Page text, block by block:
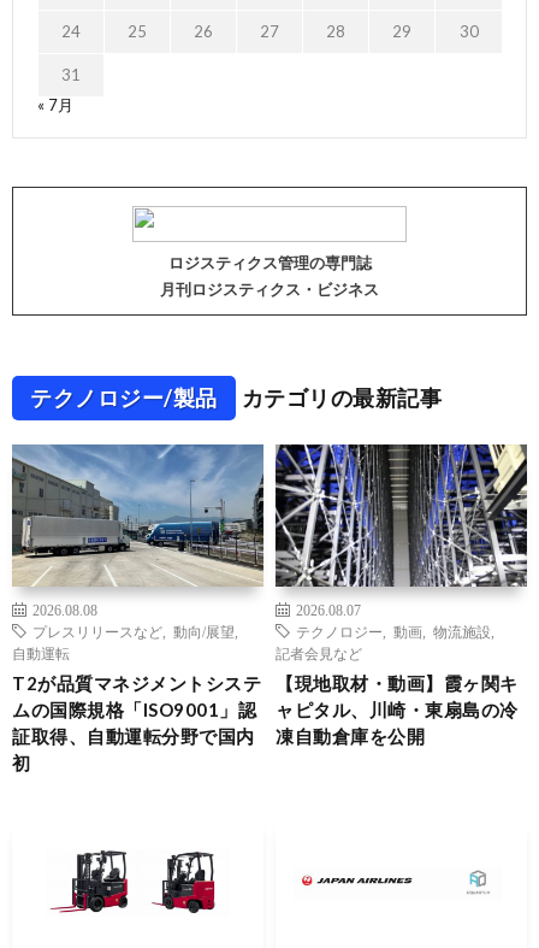
24 25 26 27 28 29 30
31
« 7月
ロジスティクス管理の専門誌
月刊ロジスティクス・ビジネス
テクノロジー/製品 カテゴリの最新記事
2026.08.08
プレスリリースなど
動向/展望
自動運転
T2が品質マネジメントシステ
ムの国際規格「ISO9001」認
証取得、自動運転分野で国内
初
2026.08.07
テクノロジー
動画 物流施設
記者会見など
【現地取材・動画】霞ヶ関キ
ャピタル、川崎・東扇島の冷
凍自動倉庫を公開